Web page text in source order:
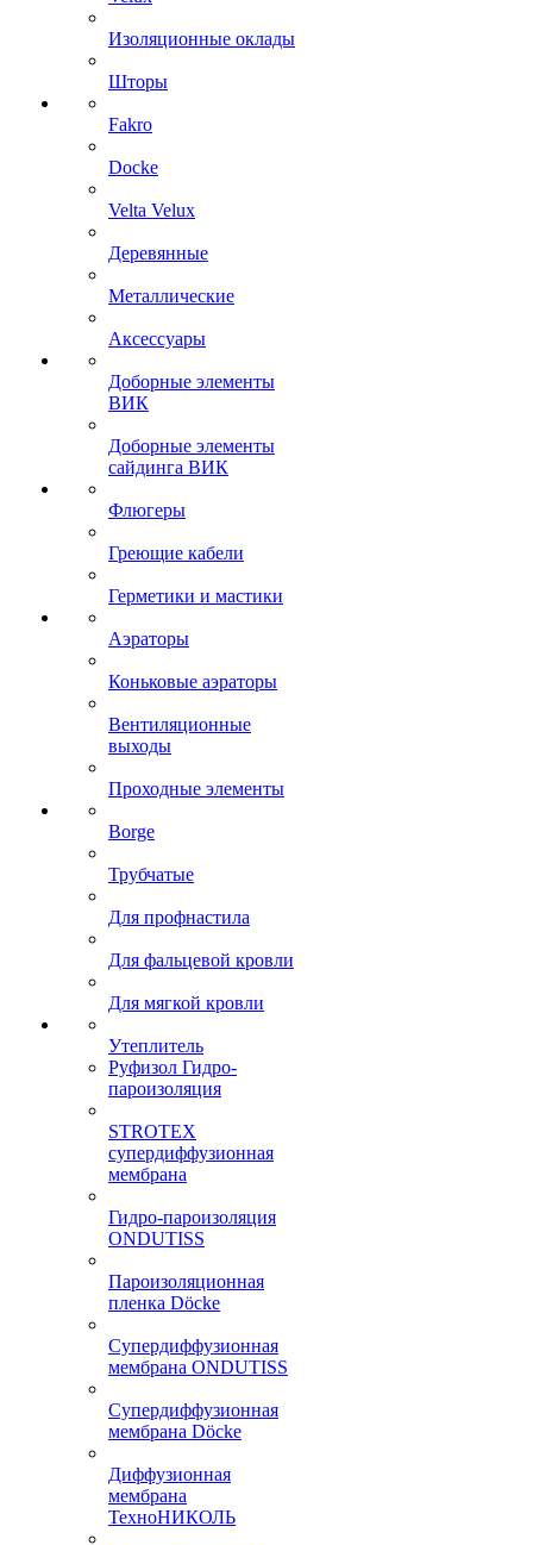
Изоляционные оклады
Шторы
Fakro
Docke
Velta Velux
Деревянные
Металлические
Аксессуары
Доборные элементы
ВИК
Доборные элементы
сайдинга ВИК
Флюгеры
Греющие кабели
Герметики и мастики
Аэраторы
Коньковые аэраторы
Вентиляционные
выходы
Проходные элементы
Borge
Трубчатые
Для профнастила
Для фальцевой кровли
Для мягкой кровли
Утеплитель
Руфизол Гидро-
пароизоляция
STROTEX
супердиффузионная
мембрана
Гидро-пароизоляция
ONDUTISS
Пароизоляционная
пленка Döcke
Супердиффузионная
мембрана ONDUTISS
Супердиффузионная
мембрана Döcke
Диффузионная
мембрана
ТехноНИКОЛЬ